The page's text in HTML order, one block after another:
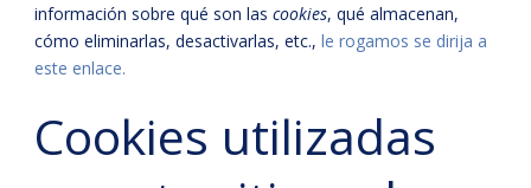
información sobre qué son las cookies, qué almacenan,
cómo eliminarlas, desactivarlas, etc., le rogamos se dirija a
este enlace.
Cookies utilizadas